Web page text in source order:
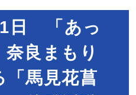
日 「あっ
良まもり
「馬見花菖